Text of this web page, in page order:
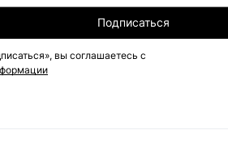
Подписаться
вы соглашаетесь с